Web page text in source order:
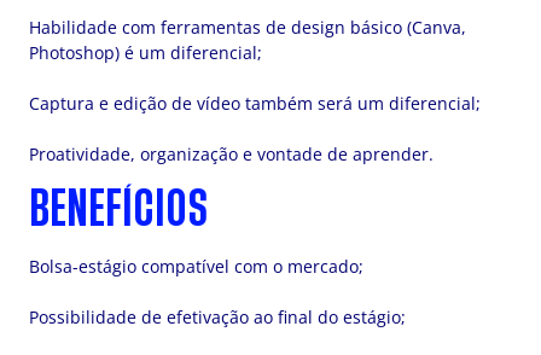
Habilidade com ferramentas de design básico (Canva,
Photoshop) é um diferencial;
Captura e edição de vídeo também será um diferencial;
Proatividade, organização e vontade de aprender.
BENEFÍCIOS
Bolsa-estágio compatível com o mercado;
Possibilidade de efetivação ao final do estágio;